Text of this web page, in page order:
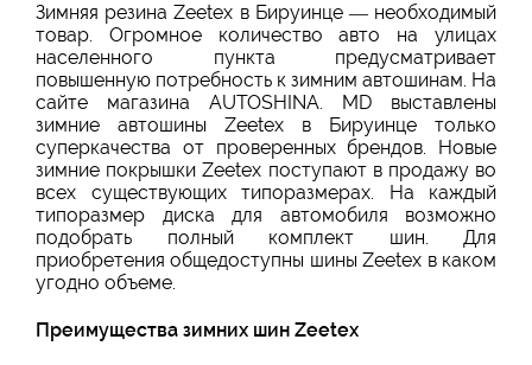
Зимняя резина Zeetex в Бируинце — необходимый
товар. Огромное количество авто на улицах
населенного пункта предусматривает
повышенную потребность к зимним автошинам. На
сайте магазина AUTOSHINA. MD выставлены
зимние автошины Zeetex в Бируинце только
суперкачества от проверенных брендов. Новые
зимние покрышки Zeetex поступают в продажу во
всех существующих типоразмерах. На каждый
типоразмер диска для автомобиля возможно
подобрать полный комплект шин. Для
приобретения общедоступны шины Zeetex в каком
угодно объеме.
Преимущества зимних шин Zeetex